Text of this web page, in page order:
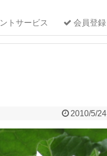
トサービス 会員登録
2010/5/24